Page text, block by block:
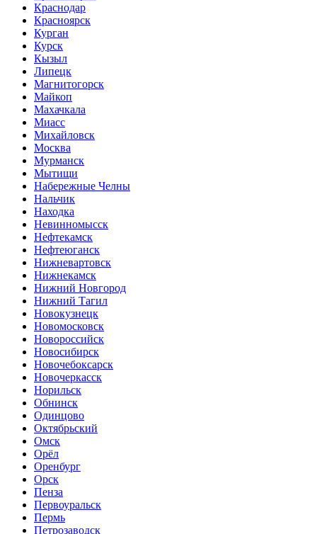
Краснодар
Красноярск
Курган
Курск
Кызыл
Липецк
Магнитогорск
Майкоп
Махачкала
Миасс
Михайловск
Москва
Мурманск
Мытищи
Набережные Челны
Нальчик
Находка
Невинномысск
Нефтекамск
Нефтеюганск
Нижневартовск
Нижнекамск
Нижний Новгород
Нижний Тагил
Новокузнецк
Новомосковск
Новороссийск
Новосибирск
Новочебоксарск
Новочеркасск
Норильск
Обнинск
Одинцово
Октябрьский
Омск
Орёл
Оренбург
Орск
Пенза
Первоуральск
Пермь
Петрозаводск